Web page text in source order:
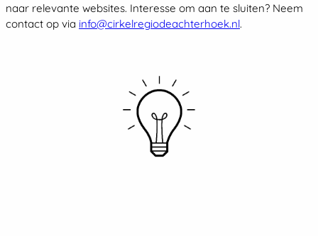
naar relevante websites. Interesse om aan te sluiten? Neem
contact op via info@cirkelregiodeachterhoek.nl.